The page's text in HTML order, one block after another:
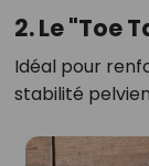
2. Le "Toe
Idéal pour
stabilité